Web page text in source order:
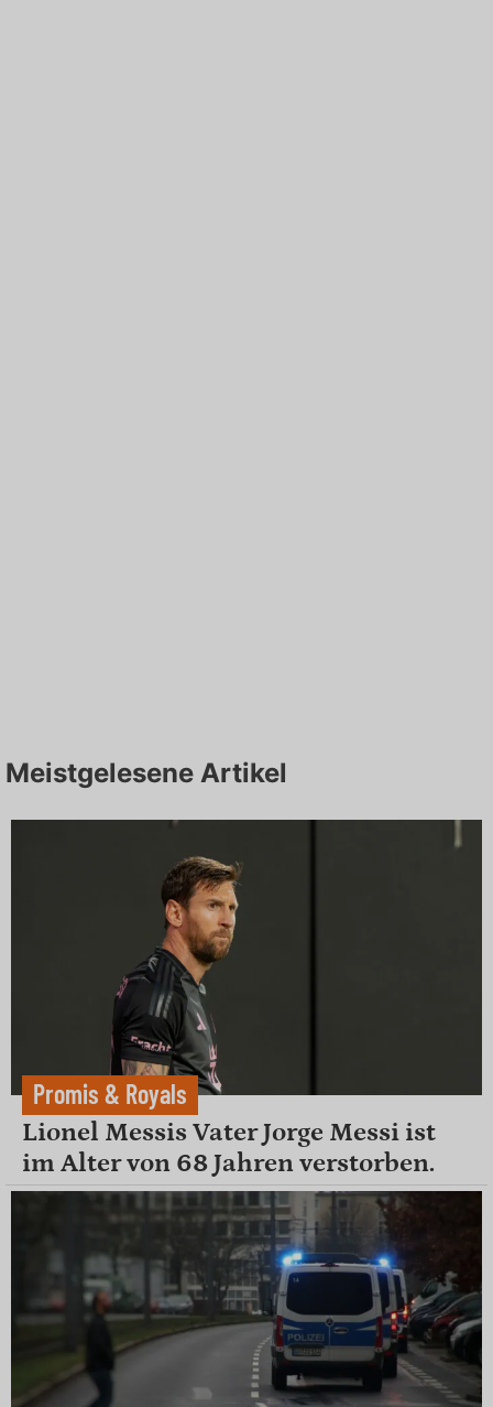
Meistgelesene Artikel
Promis & Royals
Lionel Messis Vater Jorge Messi ist
im Alter von 68 Jahren verstorben.